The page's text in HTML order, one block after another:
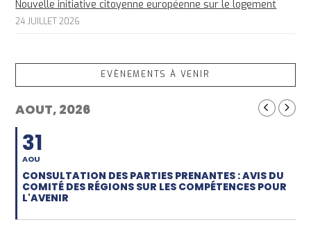
Nouvelle initiative citoyenne européenne sur le logement
24 JUILLET 2026
EVÈNEMENTS À VENIR
AOUT, 2026
31
AOU
CONSULTATION DES PARTIES PRENANTES : AVIS DU
COMITÉ DES RÉGIONS SUR LES COMPÉTENCES POUR
L'AVENIR